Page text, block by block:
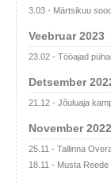
3.03 - Märtsikuu
Veebruar 2023
23.02 - Tööajad
Detsember
21.12 - Jõuluaja
November 2022
25.11 - Tallinna
18.11 - Musta Reede